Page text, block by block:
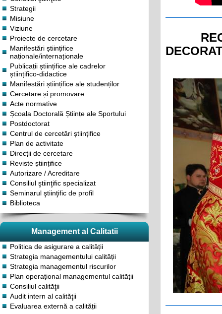
Strategii
Misiune
Viziune
Proiecte de cercetare
Manifestări științifice
naționale/internaționale
Publicații științifice ale cadrelor
științifico-didactice
Manifestări științifice ale studenților
Cercetare și promovare
Acte normative
Școala Doctorală Științe ale Sportului
Postdoctorat
Centrul de cercetări științifice
Plan de activitate
Direcții de cercetare
Reviste științifice
Autorizare / Acreditare
Consiliul ştiinţific specializat
Seminarul ştiinţific de profil
Biblioteca
Management al Calitatii
Politica de asigurare a calității
Strategia managementului calității
Strategia managementul riscurilor
Plan operațional managementul calității
Consiliul calităţii
Audit intern al calităţii
Evaluarea externă a calității